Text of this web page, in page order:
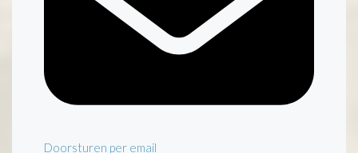
Doorsturen per email